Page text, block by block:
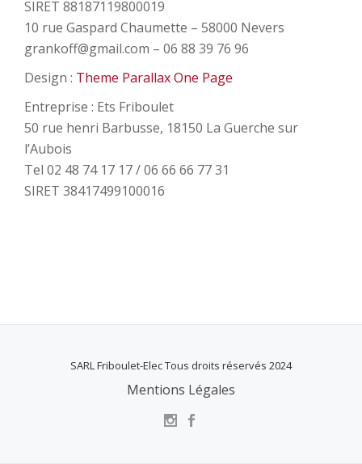
SIRET 88187119800019
10 rue Gaspard Chaumette – 58000 Nevers
grankoff@gmail.com – 06 88 39 76 96
Design : Theme Parallax One Page
Entreprise : Ets Friboulet
50 rue henri Barbusse, 18150 La Guerche sur
l’Aubois
Tel 02 48 74 17 17 / 06 66 66 77 31
SIRET 38417499100016
SARL Friboulet-Elec Tous droits réservés 2024
Mentions Légales